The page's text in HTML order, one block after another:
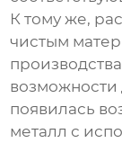
К тому же,
чистым
возможности
появилась
металл с